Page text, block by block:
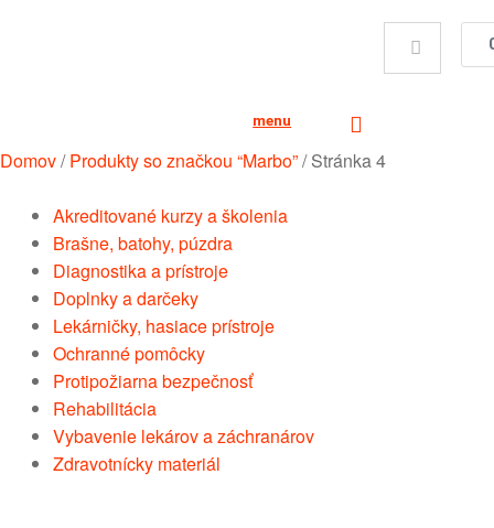
menu
Domov/Produkty so značkou “Marbo”/Stránka 4
Akreditované kurzy a školenia
Brašne, batohy, púzdra
Diagnostika a prístroje
Doplnky a darčeky
Lekárničky, hasiace prístroje
Ochranné pomôcky
Protipožiarna bezpečnosť
Rehabilitácia
Vybavenie lekárov a záchranárov
Zdravotnícky materiál